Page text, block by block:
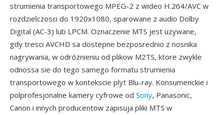
strumienia transportowego MPEG-2 z wideo H.264/AVC w
rozdzielczosci do 1920x1080, sparowane z audio Dolby
Digital (AC-3) lub LPCM. Oznaczenie MTS jest uzywane,
gdy tresci AVCHD sa dostepne bezposrednio z nosnika
nagrywania, w odróznieniu od plikow M2TS, ktore zwykle
odnossa sie do tego samego formatu strumienia
transportowego w kontekscie plyt Blu-ray. Konsumenckie i
polprofesjonalne kamery cyfrowe od Sony, Panasonic,
Canon i innych producentow zapisuja pliki MTS w